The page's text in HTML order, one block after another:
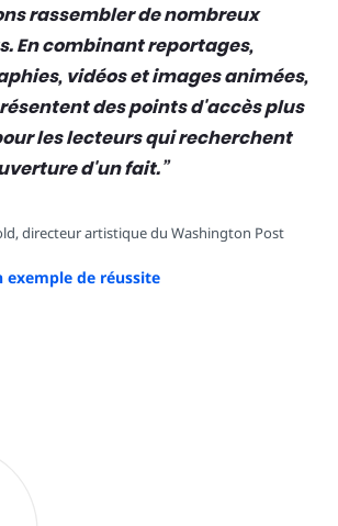
rassembler de nombreux
En combinant reportages,
vidéos et images animées,
des points d'accès plus
les lecteurs qui recherchent
d'un fait.
directeur artistique du Washington Post
exemple de réussite